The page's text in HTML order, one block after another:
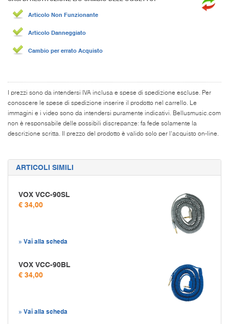
Articolo Non Funzionante
Articolo Danneggiato
Cambio per errato Acquisto
I prezzi sono da intendersi IVA inclusa e spese di spedizione escluse. Per
conoscere le spese di spedizione inserire il prodotto nel carrello. Le
immagini e i video sono da intendersi puramente indicativi. Bellusmusic.com
non è responsabile delle possibili discrepanze: fa fede solamente la
descrizione scritta. Il prezzo del prodotto è valido solo per l'acquisto on-line.
ARTICOLI SIMILI
VOX VCC-90SL
€ 34,00
» Vai alla scheda
VOX VCC-90BL
€ 34,00
» Vai alla scheda